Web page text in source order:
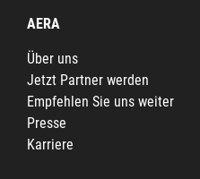
AERA
Über uns
Jetzt Partner werden
Empfehlen Sie uns weiter
Presse
Karriere